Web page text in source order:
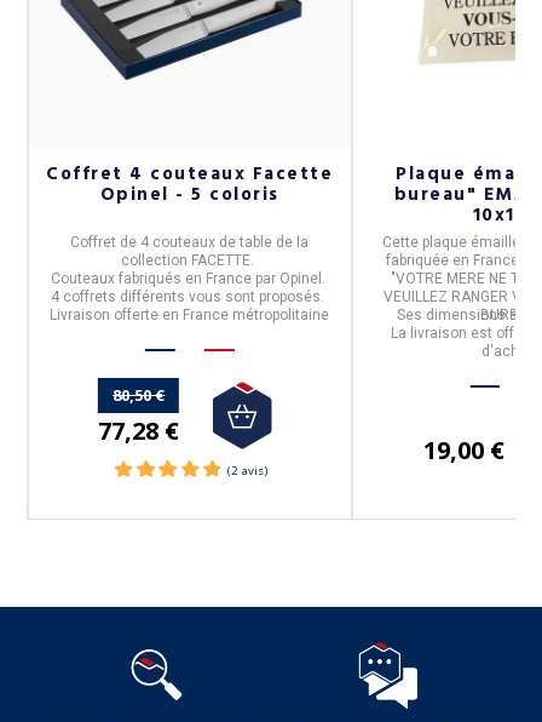
Coffret 4 couteaux Facette
Opinel - 5 coloris
Coffret de 4 couteaux de table de la
collection FACETTE
Couteaux fabriqués en Francepar Opinel
4 coffrets différents vous sont proposés.
Livraison offerte en France métropolitaine
80,50 €
77,28 €
Plaque
bureau"
Cette plaque émaillée
fabriquée en France
"VOTRE MERE NE
VEUILLEZ RANGER
Ses dimensions
La livraison est
19,00 €